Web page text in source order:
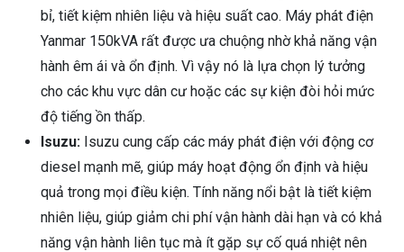
bỉ, tiết kiệm nhiên liệu và hiệu suất cao. Máy phát điện
Yanmar 150kVA rất được ưa chuộng nhờ khả năng vận
hành êm ái và ổn định. Vì vậy nó là lựa chọn lý tưởng
cho các khu vực dân cư hoặc các sự kiện đòi hỏi mức
độ tiếng ồn thấp.
Isuzu: Isuzu cung cấp các máy phát điện với động cơ
diesel mạnh mẽ, giúp máy hoạt động ổn định và hiệu
quả trong mọi điều kiện. Tính năng nổi bật là tiết kiệm
nhiên liệu, giúp giảm chi phí vận hành dài hạn và có khả
năng vận hành liên tục mà ít gặp sự cố quá nhiệt nên